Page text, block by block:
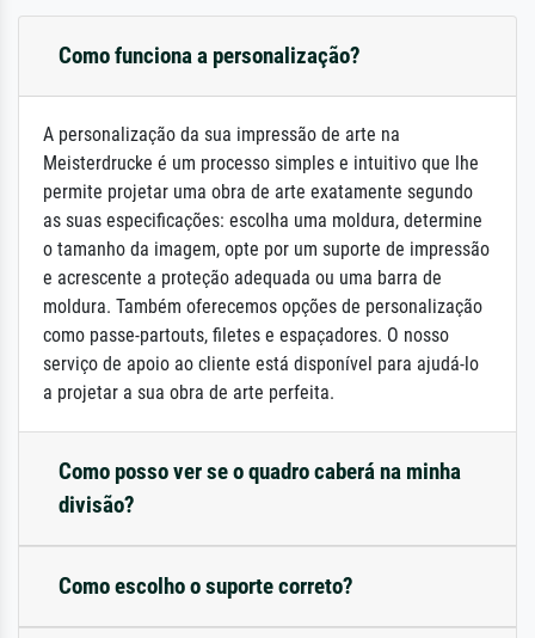
Como funciona a personalização?
A personalização da sua impressão de arte na
Meisterdrucke é um processo simples e intuitivo que lhe
permite projetar uma obra de arte exatamente segundo
as suas especificações: escolha uma moldura, determine
o tamanho da imagem, opte por um suporte de impressão
e acrescente a proteção adequada ou uma barra de
moldura. Também oferecemos opções de personalização
como passe-partouts, filetes e espaçadores. O nosso
serviço de apoio ao cliente está disponível para ajudá-lo
a projetar a sua obra de arte perfeita.
Como posso ver se o quadro caberá na minha
divisão?
Como escolho o suporte correto?